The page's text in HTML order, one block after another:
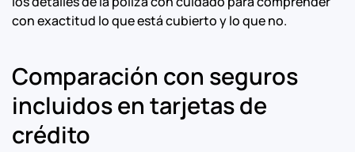
con exactitud lo que está cubierto y lo que no.
Comparación con seguros
incluidos en tarjetas de
crédito